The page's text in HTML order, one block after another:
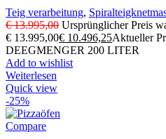
Teig verarbeitung,
€13.995,00 Ursprünglicher Preis
€ 13.995,00€ 10.496,25Aktueller
DEEGMENGER 200 LITER
Add to wishlist
Weiterlesen
Quick view
-25%
Compare